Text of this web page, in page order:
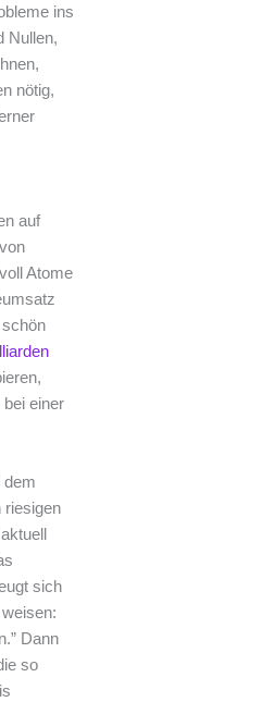
ins
Nullen,
nötig,
auf
Atome
einer
dem
riesigen
sich
Dann
so